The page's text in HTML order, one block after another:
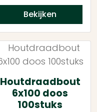
Bekijken
Houtdraadbout
6x100 doos
100stuks